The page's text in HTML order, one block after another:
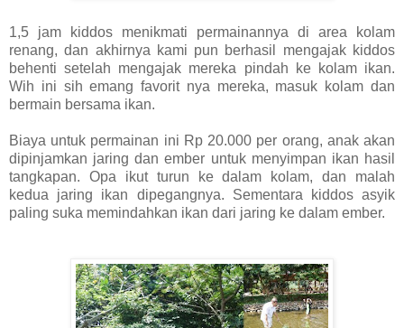
1,5 jam kiddos menikmati permainannya di area kolam
renang, dan akhirnya kami pun berhasil mengajak kiddos
behenti setelah mengajak mereka pindah ke kolam ikan.
Wih ini sih emang favorit nya mereka, masuk kolam dan
bermain bersama ikan.
Biaya untuk permainan ini Rp 20.000 per orang, anak akan
dipinjamkan jaring dan ember untuk menyimpan ikan hasil
tangkapan. Opa ikut turun ke dalam kolam, dan malah
kedua jaring ikan dipegangnya. Sementara kiddos asyik
paling suka memindahkan ikan dari jaring ke dalam ember.